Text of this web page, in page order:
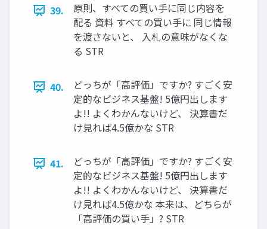
39.
原則、すべての買い手に同じ内容を
配る 資料 すべての買い手に 同じ情報
を渡さないと、 入札の意味がなくな
る STR
40.
どっちが「高評価」ですか? すごく安
定的なビジネス基盤! 5億円出します
よ!! よくわかんないけど、 決算書だ
け見れば4.5億かな STR
41.
どっちが「高評価」ですか? すごく安
定的なビジネス基盤! 5億円出します
よ!! よくわかんないけど、 決算書だ
け見れば4.5億かな 本来は、どちらが
「高評価の買い手」? STR